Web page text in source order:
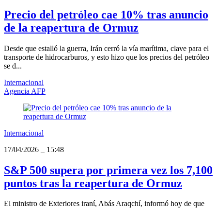
Precio del petróleo cae 10% tras anuncio
de la reapertura de Ormuz
Desde que estalló la guerra, Irán cerró la vía marítima, clave para el
transporte de hidrocarburos, y esto hizo que los precios del petróleo
se d...
Internacional
Agencia AFP
Internacional
17/04/2026
15:48
S&P 500 supera por primera vez los 7,100
puntos tras la reapertura de Ormuz
El ministro de Exteriores iraní, Abás Araqchí, informó hoy de que